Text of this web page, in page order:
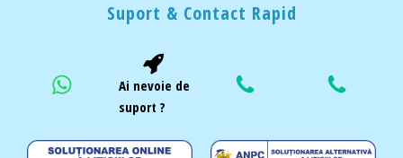
Suport & Contact Rapid
Ai nevoie de
suport ?